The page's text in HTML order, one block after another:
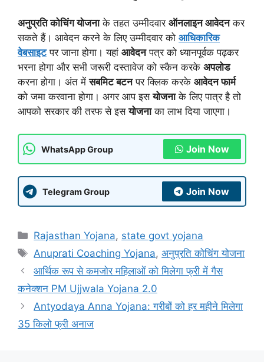
अनुप्रति कोचिंग योजनाके तहत उम्मीदवार ऑनलाइन आवेदनकर
सकते हैं। आवेदन करने के लिए उम्मीदवार को आधिकारिक
वेबसाइटपर जाना होगा। यहां आवेदनपत्र को ध्यानपूर्वक पढ़कर
भरना होगा और सभी जरूरी दस्तावेज को स्कैन करके अपलोड
करना होगा। अंत मेंसबमिट बटनपर क्लिक करके आवेदन फार्म
को जमा करवाना होगा। अगर आप इसयोजनाके लिए पात्र है तो
आपको सरकार की तरफ से इसयोजनाका लाभ दिया जाएगा।
WhatsApp Group Join Now
Telegram Group Join Now
Categories
Rajasthan Yojana, state govt yojana
Tags
Anuprati Coaching Yojana,अनुप्रति कोचिंग योजना
आर्थिक रूप से कमजोर महिलाओं को मिलेगा फ्री में गैस
कनेक्शन PM Ujjwala Yojana 2.0
Antyodaya Anna Yojana: गरीबों को हर महीने मिलेगा
35 किलो फ्री अनाज